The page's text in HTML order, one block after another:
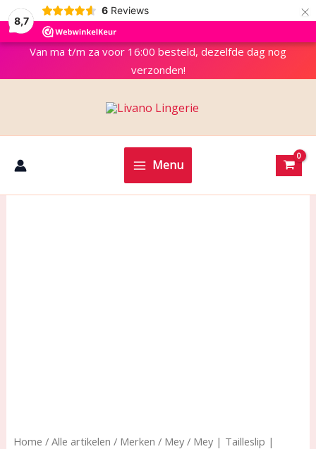
8,7
6 Reviews ×
Van ma t/m za voor 16:00 besteld, dezelfde dag nog
verzonden!
Menu
Home / Alle artikelen / Merken / Mey/ Mey | Tailleslip |